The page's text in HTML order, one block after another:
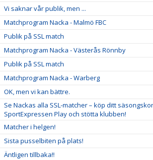
Vi saknar vår publik, men ...
Matchprogram Nacka - Malmö FBC
Publik på SSL match
Matchprogram Nacka - Västerås Rönnby
Publik på SSL match
Matchprogram Nacka - Warberg
OK, men vi kan bättre.
Se Nackas alla SSL-matcher – köp ditt
SportExpressen Play och stötta klubben!
Matcher i helgen!
Sista pusselbiten på plats!
Äntligen tillbaka!!